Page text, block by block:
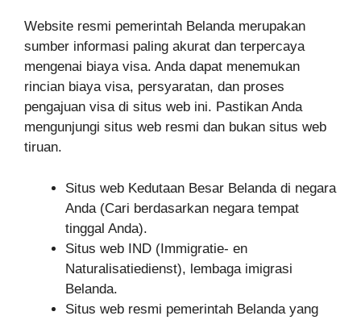
Website resmi pemerintah Belanda merupakan
sumber informasi paling akurat dan terpercaya
mengenai biaya visa. Anda dapat menemukan
rincian biaya visa, persyaratan, dan proses
pengajuan visa di situs web ini. Pastikan Anda
mengunjungi situs web resmi dan bukan situs web
tiruan.
Situs web Kedutaan Besar Belanda di negara
Anda (Cari berdasarkan negara tempat
tinggal Anda).
Situs web IND (Immigratie- en
Naturalisatiedienst), lembaga imigrasi
Belanda.
Situs web resmi pemerintah Belanda yang